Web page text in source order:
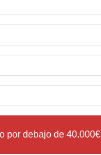
por debajo de 40.000€